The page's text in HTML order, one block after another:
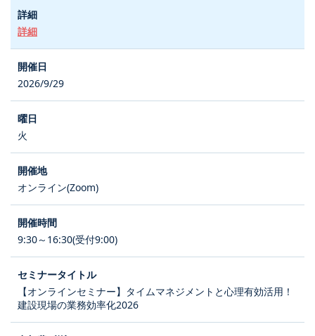
詳細
2026/9/29
火
オンライン(Zoom)
9:30～16:30(受付9:00)
【オンラインセミナー】タイムマネジメントと心理有効活用！
建設現場の業務効率化2026